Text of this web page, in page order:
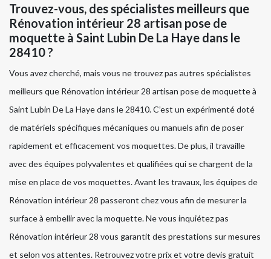
Trouvez-vous, des spécialistes meilleurs que
Rénovation intérieur 28 artisan pose de
moquette à Saint Lubin De La Haye dans le
28410 ?
Vous avez cherché, mais vous ne trouvez pas autres spécialistes
meilleurs que Rénovation intérieur 28 artisan pose de moquette à
Saint Lubin De La Haye dans le 28410. C’est un expérimenté doté
de matériels spécifiques mécaniques ou manuels afin de poser
rapidement et efficacement vos moquettes. De plus, il travaille
avec des équipes polyvalentes et qualifiées qui se chargent de la
mise en place de vos moquettes. Avant les travaux, les équipes de
Rénovation intérieur 28 passeront chez vous afin de mesurer la
surface à embellir avec la moquette. Ne vous inquiétez pas
Rénovation intérieur 28 vous garantit des prestations sur mesures
et selon vos attentes. Retrouvez votre prix et votre devis gratuit